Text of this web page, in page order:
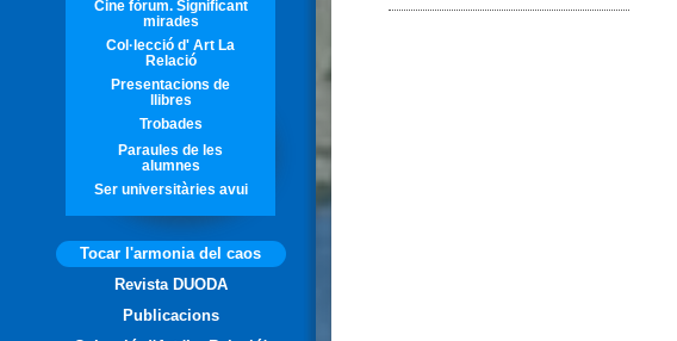
Cine fòrum. Significant
mirades
Col·lecció d' Art La
Relació
Presentacions de
llibres
Trobades
Paraules de les
alumnes
Ser universitàries avui
Tocar l'armonia del caos
Revista DUODA
Publicacions